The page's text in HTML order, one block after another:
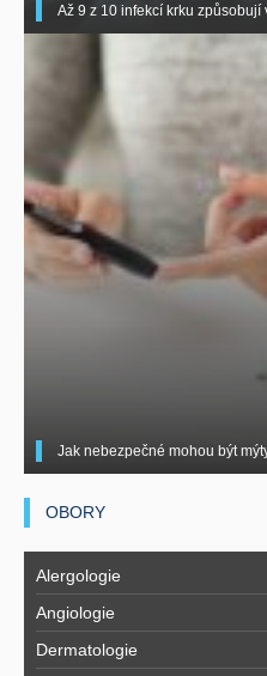
Až 9 z 10 infekcí krku
Jak nebezpečné mohou být
OBORY
Alergologie
Angiologie
Dermatologie